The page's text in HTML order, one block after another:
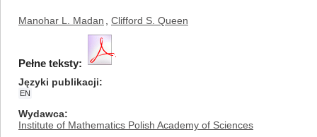
Manohar L. Madan Clifford S. Queen
Pełne teksty:
Języki publikacji
EN
Wydawca
Institute of Mathematics Polish Academy of Sciences